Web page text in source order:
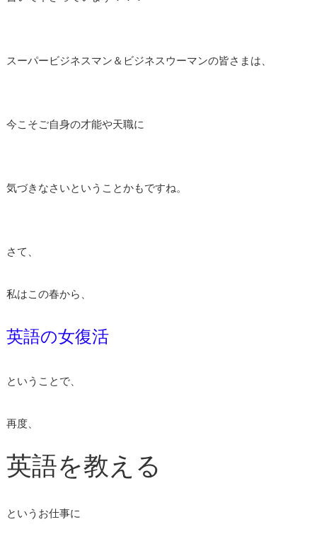
スーパービジネスマン＆ビジネスウーマンの皆さまは、
今こそご自身の才能や天職に
気づきなさいということかもですね。
さて、
私はこの春から、
英語の女復活
ということで、
再度、
英語を教える
というお仕事に